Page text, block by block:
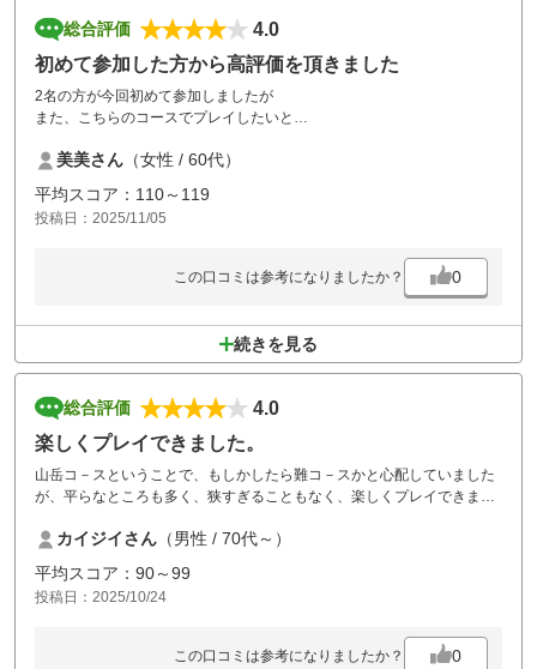
総合評価
4.0
初めて参加した方から高評価を頂きました
2名の方が今回初めて参加しましたが
また、こちらのコースでプレイしたいと
美美さん （女性 / 60代）
平均スコア：110～119
投稿日：2025/11/05
この口コミは参考になりましたか？ 0
続きを見る
総合評価
4.0
楽しくプレイできました。
山岳コ－スということで、もしかしたら難コ－スかと心配していました
が、平らなところも多く、狭すぎることもなく、楽しくプレイできまし
ラフは一部のグリーンまわりだけです。食事は10月は韓国フェアでおい
しさ普通、アイスクリームやドリンクバ－は良かった。またチャレンジ
します。
カイジイさん （男性 / 70代～）
平均スコア：90～99
投稿日：2025/10/24
この口コミは参考になりましたか？ 0